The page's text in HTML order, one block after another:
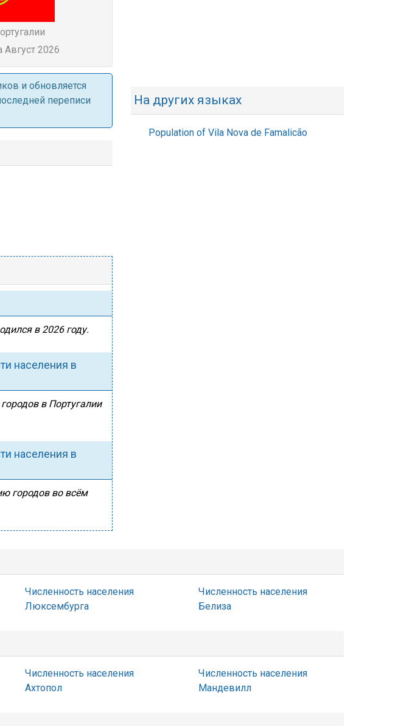
2026
и обновляется
переписи
в 2026 году.
населения в
в Португалии
населения в
городов во всём
На других языках
Population of Vila Nova de Famalicão
Численность населения
Люксембурга
Численность населения
Белиза
Численность населения
Ахтопол
Численность населения
Мандевилл